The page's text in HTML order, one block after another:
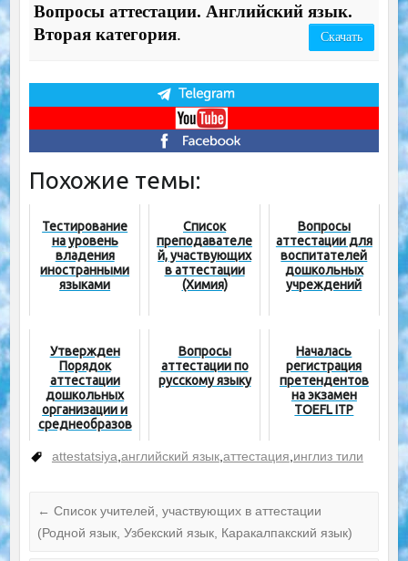
Вопросы аттестации. Английский язык.
Вторая категория. Скачать
Похожие темы:
Тестирование
на уровень
владения
иностранными
языками
Список
преподавателе
й, участвующих
в аттестации
(Химия)
Вопросы
аттестации для
воспитателей
дошкольных
учреждений
Утвержден
Порядок
аттестации
дошкольных
организации и
среднеобразов
Вопросы
аттестации по
русскому языку
Началась
регистрация
претендентов
на экзамен
TOEFL ITP
attestatsiya английский язык, аттестация инглиз тили
← Список учителей, участвующих в аттестации
(Родной язык, Узбекский язык, Каракалпакский язык)